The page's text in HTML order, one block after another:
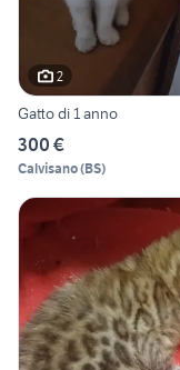
2
Gatto di 1 anno
300 €
Calvisano(BS)